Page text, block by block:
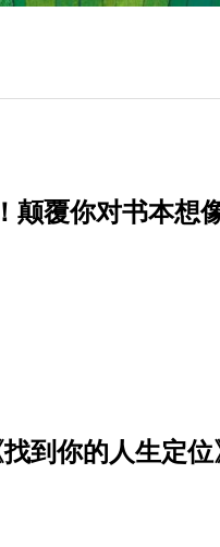
颠覆你对书本想
到你的人生定